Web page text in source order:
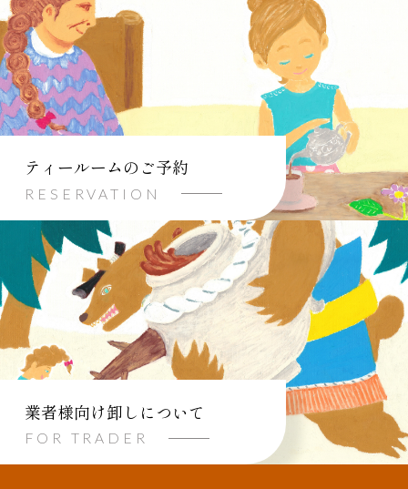
ティールームのご予約
RESERVATION
業者様向け卸しについて
FOR TRADER